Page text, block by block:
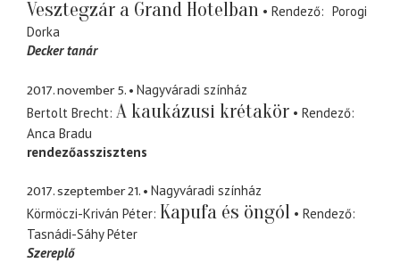
Vesztegzár a Grand Hotelban Rendező
Porogi
Dorka
Decker tanár
2017. november 5.
Nagyváradi színház
Bertolt Brecht A kaukázusi krétakör
Rendező
Anca Bradu
rendezőasszisztens
2017. szeptember 21.
Nagyváradi színház
Körmöczi-Kriván Péter Kapufa és öngól
Rendező
Tasnádi-Sáhy Péter
Szereplő